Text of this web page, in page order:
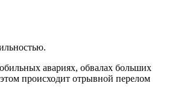
авариях, обвалах больших
происходит отрывной перелом